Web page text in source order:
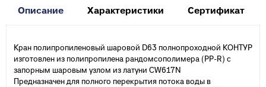
Описание Характеристики Сертификат
Кран полипропиленовый шаровой D63 полнопроходной КОНТУР
изготовлен из полипропилена рандомсополимера (PP-R) с
запорным шаровым узлом из латуни CW617N
Предназначен для полного перекрытия потока воды в